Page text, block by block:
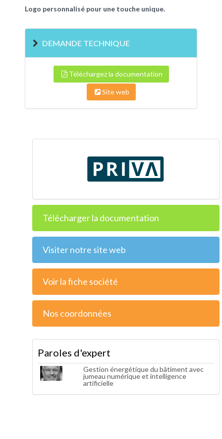
Logo personnalisé pour une touche unique.
DEMANDE TECHNIQUE
Téléchargez la documentation
Site web
Télécharger la documentation
Visiter notre site web
Voir la fiche société
Nos coordonnées
Paroles d'expert
Gestion énergétique du bâtiment avec
jumeau numérique et intelligence
artificielle